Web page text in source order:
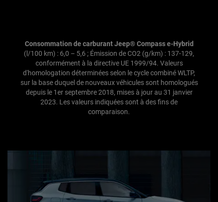
Consommation de carburant Jeep® Compass e-Hybrid
(l/100 km) : 6,0 – 5,6 ; Émission de CO2 (g/km) : 137-129,
conformément à la directive UE 1999/94. Valeurs
d'homologation déterminées selon le cycle combiné WLTP,
sur la base duquel de nouveaux véhicules sont homologués
depuis le 1er septembre 2018, mises à jour au 31 janvier
2023. Les valeurs indiquées sont à des fins de
comparaison.